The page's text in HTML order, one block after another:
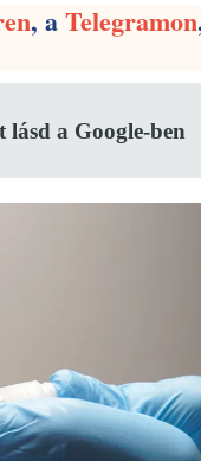
, aTelegramon
a Google-ben